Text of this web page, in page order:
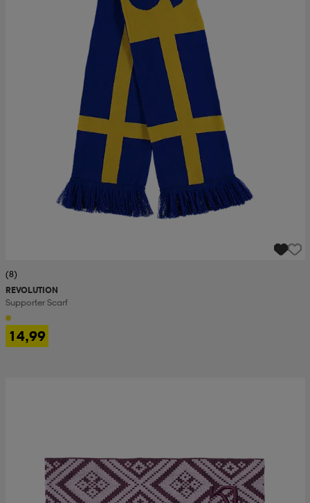
(8)
REVOLUTION
Supporter Scarf
14,99